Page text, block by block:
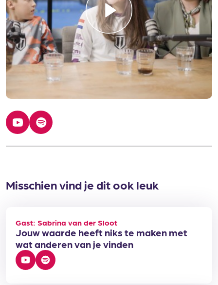
Bekijk op YouTube
Luister op Spotify
Misschien vind je dit ook leuk
Gast: Sabrina van der Sloot
Jouw waarde heeft niks te maken met
wat anderen van je vinden